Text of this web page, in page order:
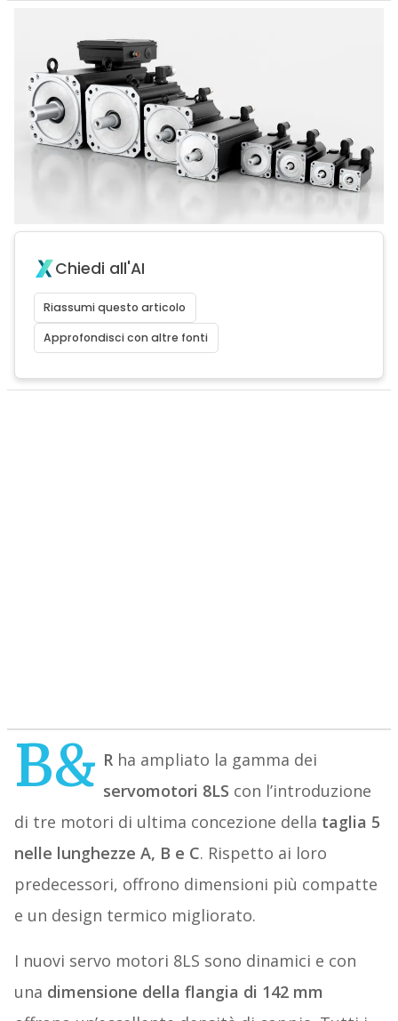
Chiedi all'AI
Riassumi questo articolo
Approfondisci con altre fonti
B& Rha ampliato la gamma dei
servomotori 8LS con l’introduzione
di tre motori di ultima concezione della taglia 5
nelle lunghezze A, B e C. Rispetto ai loro
predecessori, offrono dimensioni più compatte
e un design termico migliorato.
I nuovi servo motori 8LS sono dinamici e con
una dimensione della flangia di 142 mm